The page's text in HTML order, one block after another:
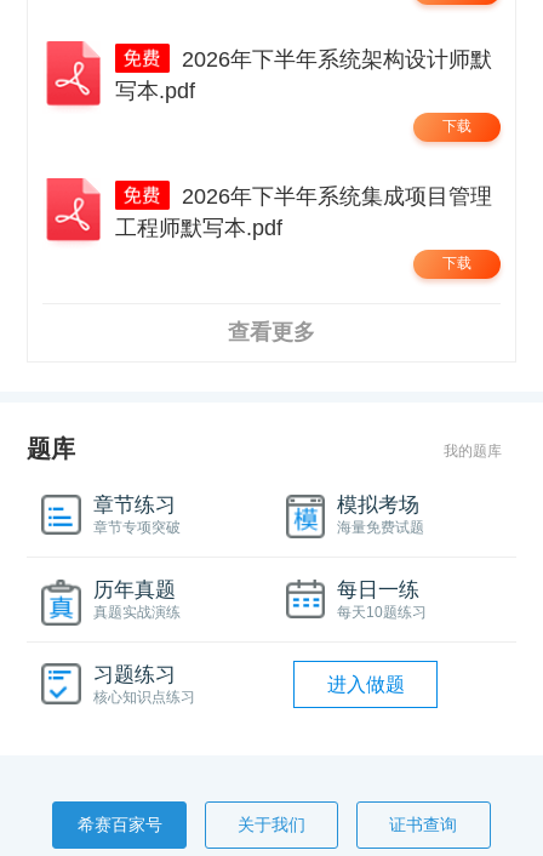
写本.pdf
下载
工程师默写本.pdf
下载
查看更多
题库 我的题库
章节练习
章节专项突破
模拟考场
海量免费试题
历年真题
真题实战演练
每日一练
每天10题练习
习题练习
核心知识点练习
进入做题
希赛百家号 关于我们 证书查询